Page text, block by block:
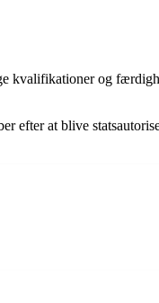
kvalifikationer og
efter at blive